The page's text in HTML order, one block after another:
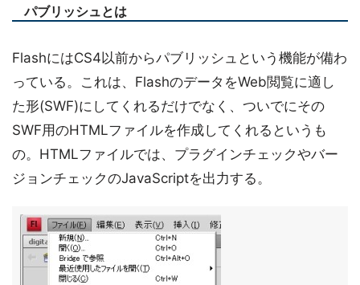
パブリッシュとは
FlashにはCS4以前からパブリッシュという機能が備わ
っている。これは、FlashのデータをWeb閲覧に適し
た形(SWF)にしてくれるだけでなく、ついでにその
SWF用のHTMLファイルを作成してくれるというも
の。HTMLファイルでは、プラグインチェックやバー
ジョンチェックのJavaScriptを出力する。